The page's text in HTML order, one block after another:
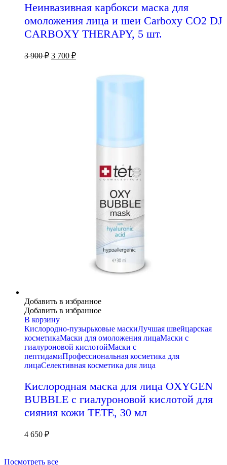
Неинвазивная карбокси маска для
омоложения лица и шеи Carboxy CO2 DJ
CARBOXY THERAPY, 5 шт.
3 900₽ 3 700 ₽
Добавить в избранное
Добавить в избранное
В корзину
Кислородно-пузырьковые маскиЛучшая швейцарская
косметикаМаски для омоложения лицаМаски с
гиалуроновой кислотойМаски с
пептидамиПрофессиональная косметика для
лицаСелективная косметика для лица
Кислородная маска для лица OXYGEN
BUBBLE с гиалуроновой кислотой для
сияния кожи TETE, 30 мл
4 650 ₽
Посмотреть все